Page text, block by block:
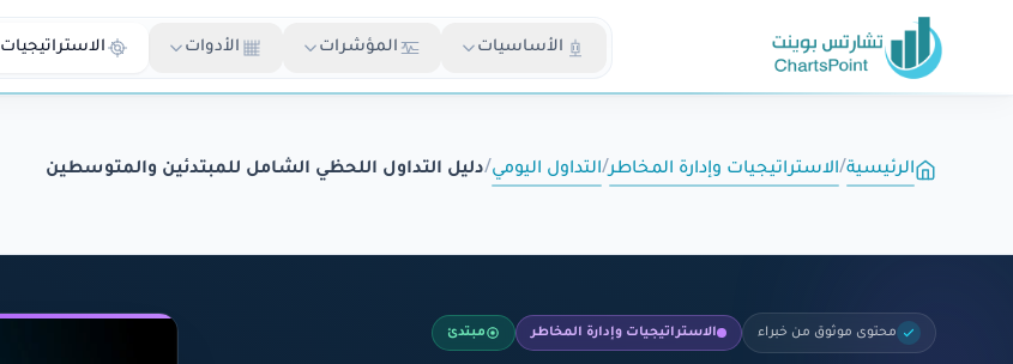
الأساسيات المؤشرات الأدوات الاستراتيجيات
الرئيسية/الاستراتيجيات وإدارة المخاطر/التداول اليومي/دليل التداول اللحظي الشامل للمبتدئين والمتوسطين
محتوى موثوق من خبراء الاستراتيجيات وإدارة المخاطر مبتدئ